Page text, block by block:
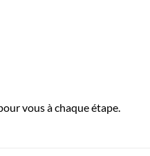
vous à chaque étape.